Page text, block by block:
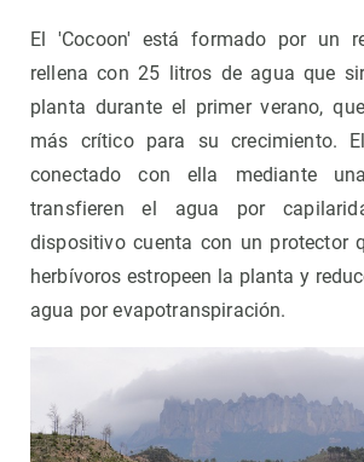
El 'Cocoon' está formado por un
rellena con 25 litros de agua que
planta durante el primer verano,
más crítico para su crecimiento.
conectado con ella mediante
transfieren el agua por
dispositivo cuenta con un protector
herbívoros estropeen la planta y
agua por evapotranspiración.